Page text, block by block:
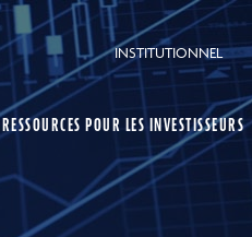
INSTITUTIONNEL
RESSOURCES POUR LES INVESTISSEURS